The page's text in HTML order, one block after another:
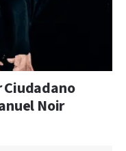
Ciudadano
Noir